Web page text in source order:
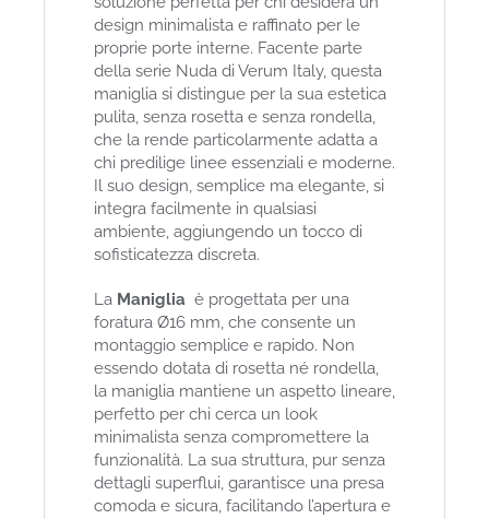
design minimalista e raffinato per le
proprie porte interne. Facente parte
della serie Nuda di Verum Italy, questa
maniglia si distingue per la sua estetica
pulita, senza rosetta e senza rondella,
che la rende particolarmente adatta a
chi predilige linee essenziali e moderne.
Il suo design, semplice ma elegante, si
integra facilmente in qualsiasi
ambiente, aggiungendo un tocco di
sofisticatezza discreta.
La Maniglia è progettata per una
foratura Ø16 mm, che consente un
montaggio semplice e rapido. Non
essendo dotata di rosetta né rondella,
la maniglia mantiene un aspetto lineare,
perfetto per chi cerca un look
minimalista senza compromettere la
funzionalità. La sua struttura, pur senza
dettagli superflui, garantisce una presa
comoda e sicura, facilitando l’apertura e